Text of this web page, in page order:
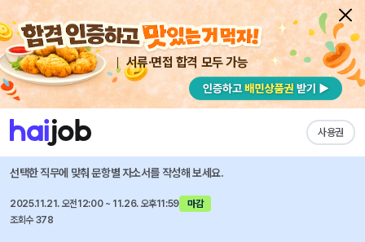
서류·면접 합격 모두 가능
사용권
채용공고 자소서 자유항목 자소서 내 작성목록
이노션 즐겨찾기
아트디렉터 (체험형 인턴)
선택한 직무에 맞춰 문항별 자소서를 작성해 보세요.
2025.11.21. 오전12:00 ~ 11.26. 오후11:59
마감
조회수 378